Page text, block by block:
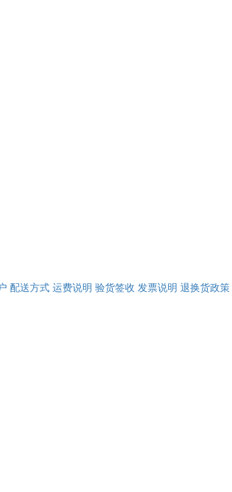
配送方式 运费说明 验货签收 发票说明 退换货政策